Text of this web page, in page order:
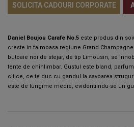
SOLICITA CADOURI CORPORATE
Daniel Boujou Carafe No.5 este produs din
creste in faimoasa regiune Grand Champagne
butoaie noi de stejar, de tip Limousin, se
tente de chihlimbar. Gustul este bland,
citice, ce te duc cu gandul la savoarea
este de lungime medie, evidentiindu-se un